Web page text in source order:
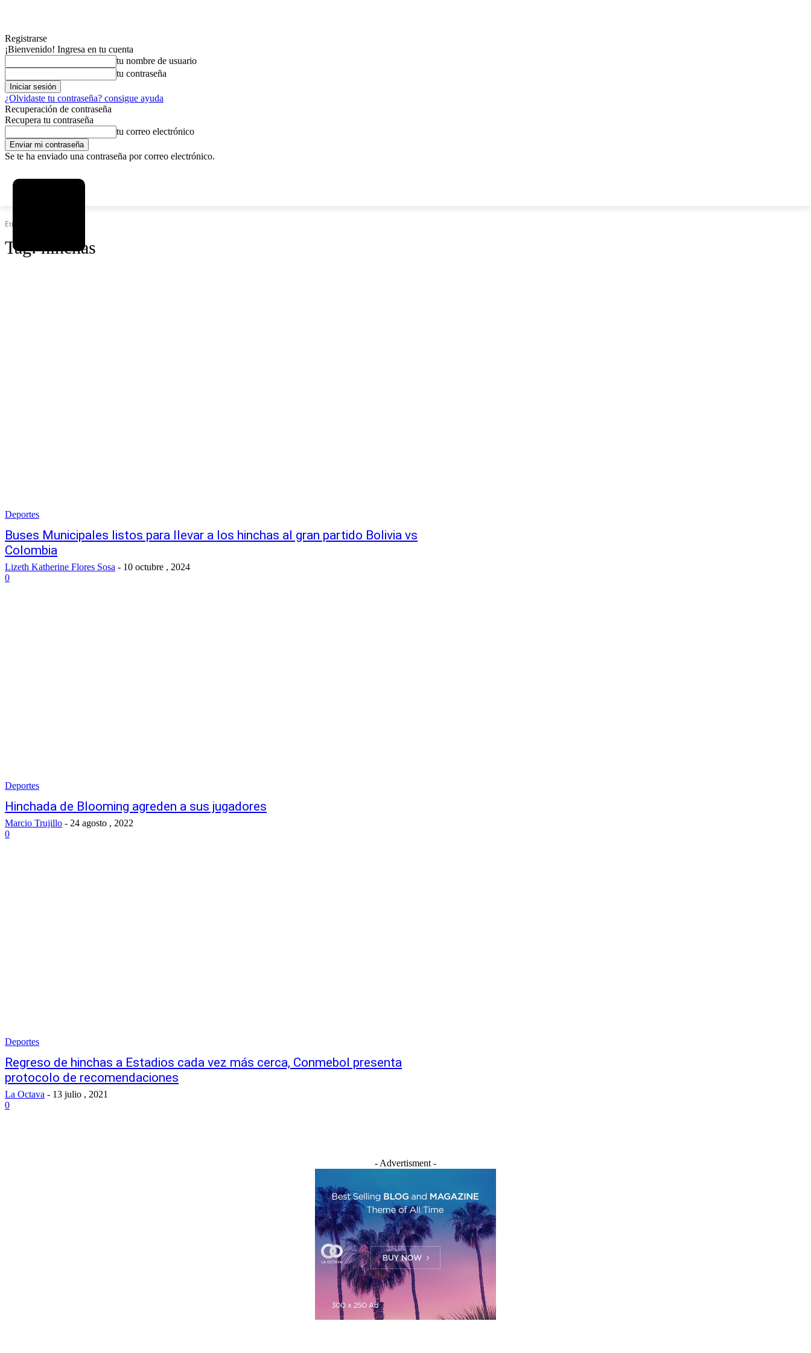
Registrarse
¡Bienvenido! Ingresa en tu cuenta
tu nombre de usuario
tu contraseña
¿Olvidaste tu contraseña? consigue ayuda
Recuperación de contraseña
Recupera tu contraseña
tu correo electrónico
Se te ha enviado una contraseña por correo electrónico.
Etiquetas
Tag:hinchas
Deportes
Buses Municipales listos para llevar a los hinchas al gran partido Bolivia vs
Colombia
Lizeth Katherine Flores Sosa - 10 octubre , 2024
0
Deportes
Hinchada de Blooming agreden a sus jugadores
Marcio Trujillo - 24 agosto , 2022
0
Deportes
Regreso de hinchas a Estadios cada vez más cerca, Conmebol presenta
protocolo de recomendaciones
La Octava - 13 julio , 2021
0
- Advertisment -